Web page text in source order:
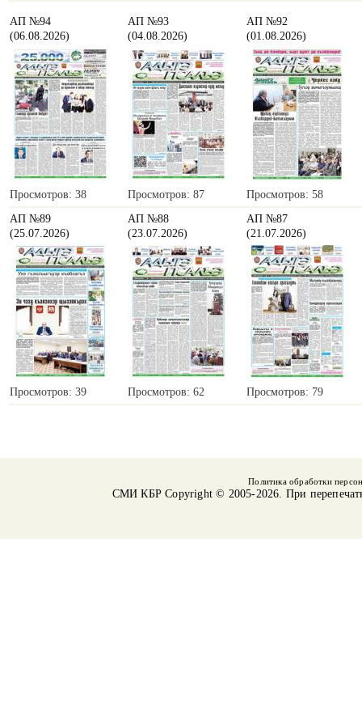
АП №94
(06.08.2026)
Просмотров: 38
АП №93
(04.08.2026)
Просмотров: 87
АП №92
(01.08.2026)
Просмотров: 58
АП №89
(25.07.2026)
Просмотров: 39
АП №88
(23.07.2026)
Просмотров: 62
АП №87
(21.07.2026)
Просмотров: 79
Политика обработки
СМИ КБРCopyright © 2005-2026. При